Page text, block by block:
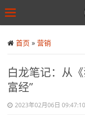
to
main
Toggle
首页 » 营销
白龙笔记：从
富经”
2023年02月06日 09:47:10